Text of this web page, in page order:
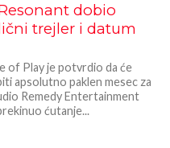
dobio
trejler i datum
of Play je potvrdio da će
apsolutno paklen mesec za
Remedy Entertainment
ćutanje...